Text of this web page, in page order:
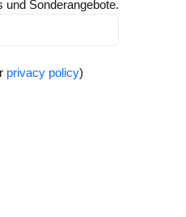
und Sonderangebote.
privacy policy)